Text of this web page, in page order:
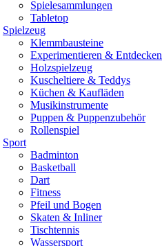
Spielesammlungen
Tabletop
Spielzeug
Klemmbausteine
Experimentieren & Entdecken
Holzspielzeug
Kuscheltiere & Teddys
Küchen & Kaufläden
Musikinstrumente
Puppen & Puppenzubehör
Rollenspiel
Sport
Badminton
Basketball
Dart
Fitness
Pfeil und Bogen
Skaten & Inliner
Tischtennis
Wassersport